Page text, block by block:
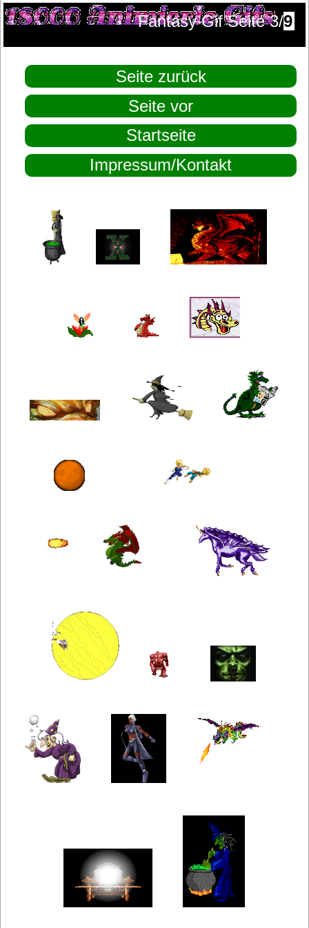
Fantasy Gif Seite 3/9
Seite zurück
Seite vor
Startseite
Impressum/Kontakt